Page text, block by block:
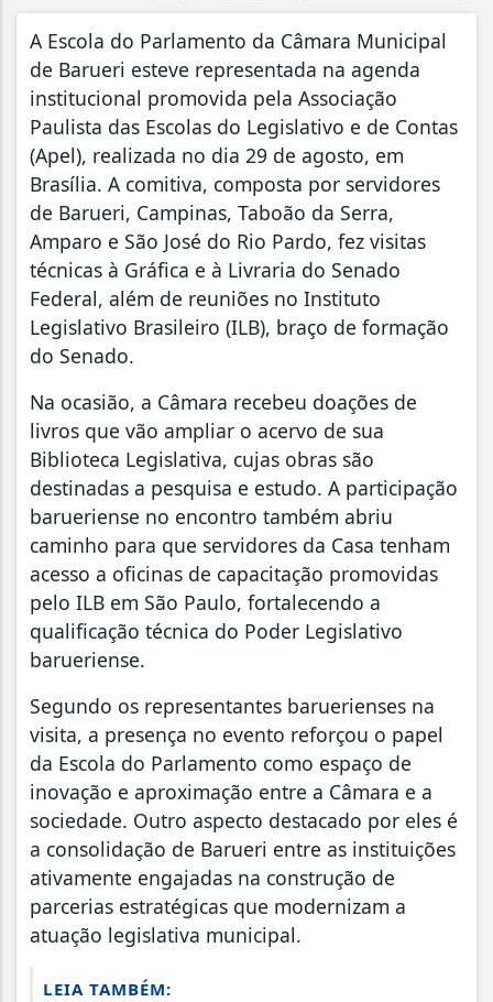
A Escola do Parlamento da Câmara Municipal
de Barueri esteve representada na agenda
institucional promovida pela Associação
Paulista das Escolas do Legislativo e de Contas
(Apel), realizada no dia 29 de agosto, em
Brasília. A comitiva, composta por servidores
de Barueri, Campinas, Taboão da Serra,
Amparo e São José do Rio Pardo, fez visitas
técnicas à Gráfica e à Livraria do Senado
Federal, além de reuniões no Instituto
Legislativo Brasileiro (ILB), braço de formação
do Senado.
Na ocasião, a Câmara recebeu doações de
livros que vão ampliar o acervo de sua
Biblioteca Legislativa, cujas obras são
destinadas a pesquisa e estudo. A participação
barueriense no encontro também abriu
caminho para que servidores da Casa tenham
acesso a oficinas de capacitação promovidas
pelo ILB em São Paulo, fortalecendo a
qualificação técnica do Poder Legislativo
barueriense.
Segundo os representantes baruerienses na
visita, a presença no evento reforçou o papel
da Escola do Parlamento como espaço de
inovação e aproximação entre a Câmara e a
sociedade. Outro aspecto destacado por eles é
a consolidação de Barueri entre as instituições
ativamente engajadas na construção de
parcerias estratégicas que modernizam a
atuação legislativa municipal.
LEIA TAMBÉM: